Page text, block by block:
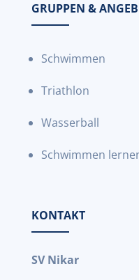
GRUPPEN &
Schwimmen
Triathlon
Wasserball
Schwimmen
KONTAKT
SV Nikar